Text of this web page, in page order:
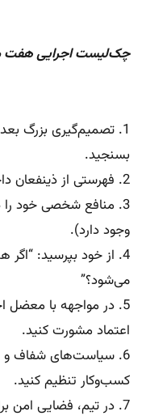
چک‌لیست اجرایی هفت
1. تصمیم‌گیری بزرگ
بسنجید.
2. فهرستی از ذینفعان داخلی و خارجی هر تصمیم را تهیه کنید.
3. منافع شخصی خود را
وجود دارد).
4. از خود بپرسید: “اگر
می‌شود؟”
5. در مواجهه با معضل
اعتماد مشورت کنید.
6. سیاست‌های شفاف و
کسب‌وکار تنظیم کنید.
7. در تیم، فضایی امن